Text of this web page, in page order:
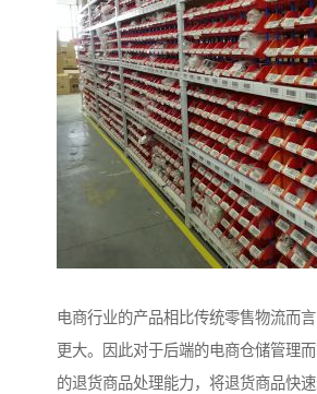
电商行业的产品相比传统零售物流而
更大。因此对于后端的电商仓储管理
的退货商品处理能力，将退货商品快